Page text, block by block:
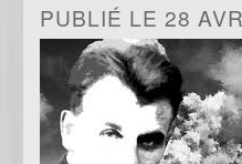
PUBLIÉ LE 28